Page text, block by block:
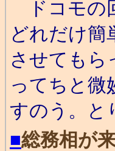
ドコモの
どれだけ簡
させてもら
ってちと微
すのう。と
■総務相が